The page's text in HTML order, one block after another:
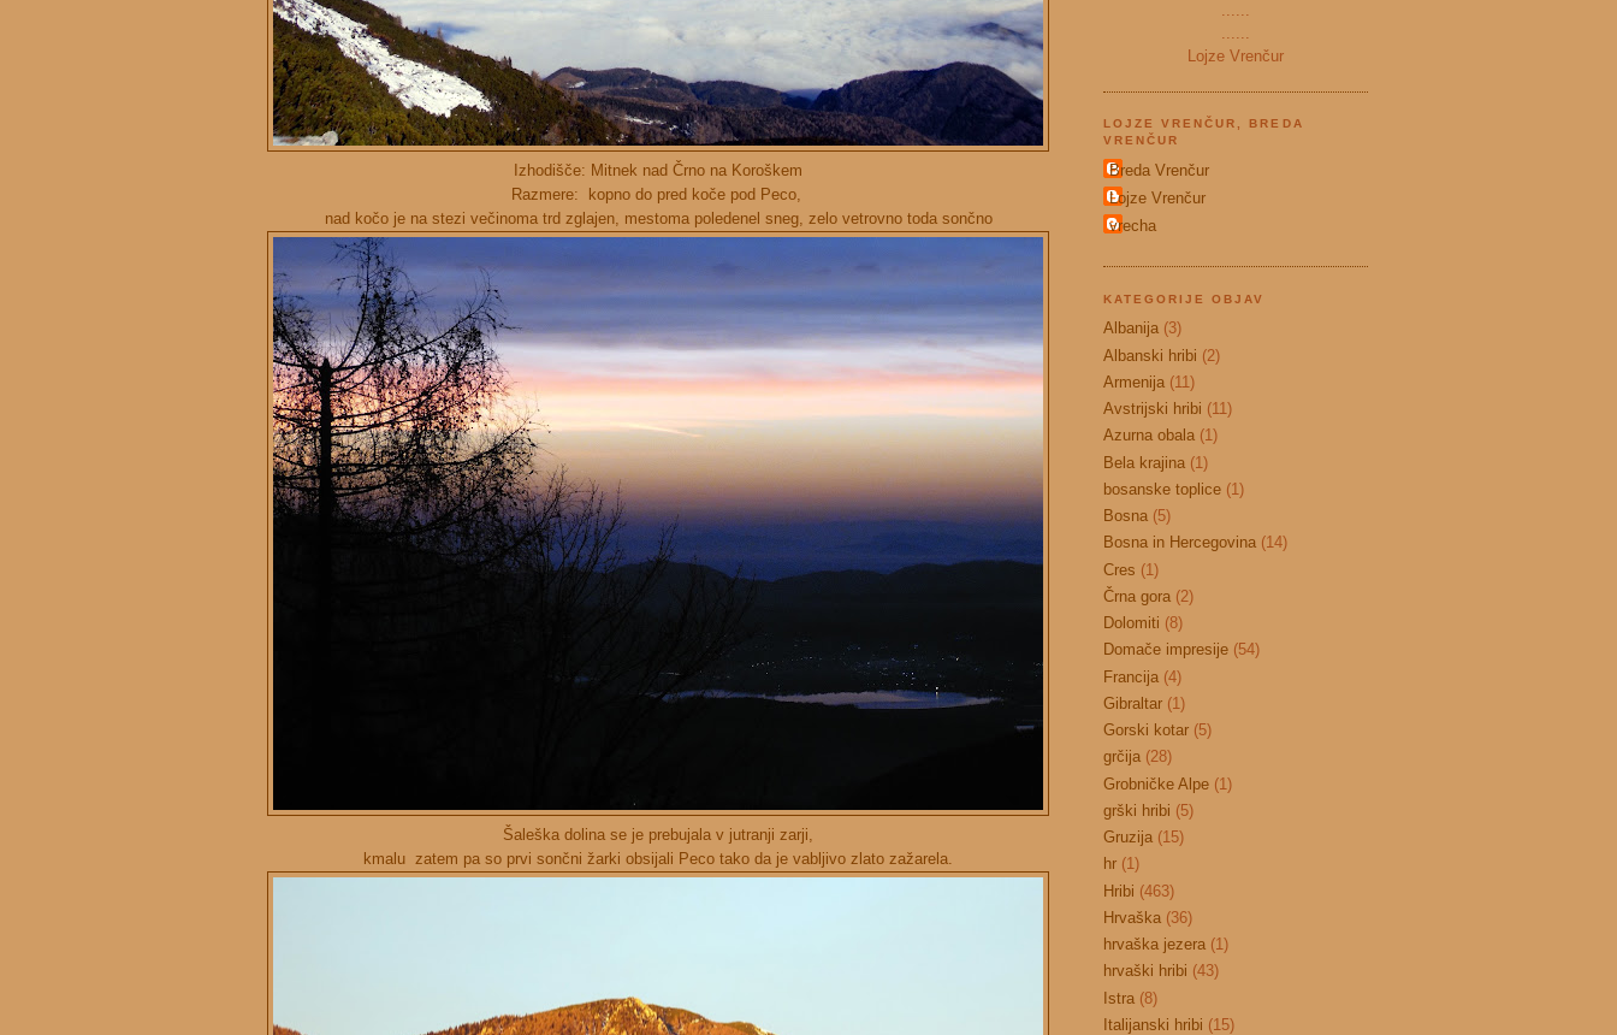
Izhodišče: Mitnek nad Črno na Koroškem
Razmere: kopno do pred koče pod Peco,
nad kočo je na stezi večinoma trd zglajen, mestoma poledenel sneg, zelo vetrovno toda sončno
Šaleška dolina se je prebujala v jutranji zarji,
kmalu zatem pa so prvi sončni žarki obsijali Peco tako da je vabljivo zlato zažarela.
......
......
Lojze Vrenčur
LOJZE VRENČUR, BREDA
VRENČUR
Breda Vrenčur
Lojze Vrenčur
vrecha
KATEGORIJE OBJAV
Albanija (3)
Albanski hribi (2)
Armenija (11)
Avstrijski hribi (11)
Azurna obala (1)
Bela krajina (1)
bosanske toplice (1)
Bosna (5)
Bosna in Hercegovina (14)
Cres (1)
Črna gora (2)
Dolomiti (8)
Domače impresije (54)
Francija (4)
Gibraltar (1)
Gorski kotar (5)
grčija (28)
Grobničke Alpe (1)
grški hribi (5)
Gruzija (15)
hr (1)
Hribi (463)
Hrvaška (36)
hrvaška jezera (1)
hrvaški hribi (43)
Istra (8)
Italijanski hribi (15)